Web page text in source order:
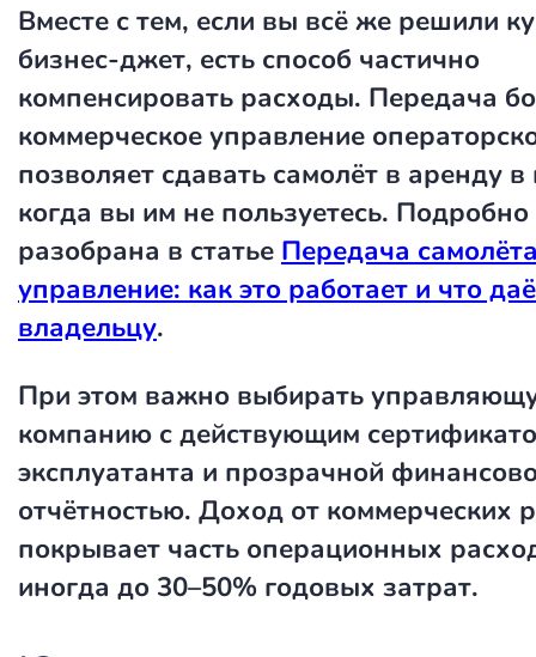
Вместе с тем, если вы всё же решили
бизнес-джет, есть способ частично
компенсировать расходы. Передача
коммерческое управление
позволяет сдавать самолёт в аренду
когда вы им не пользуетесь. Подробно
разобрана в статье Передача
управление: как это работает и что
владельцу.
При этом важно выбирать
компанию с действующим
эксплуатанта и прозрачной
отчётностью. Доход от коммерческих
покрывает часть операционных
иногда до 30–50% годовых затрат.